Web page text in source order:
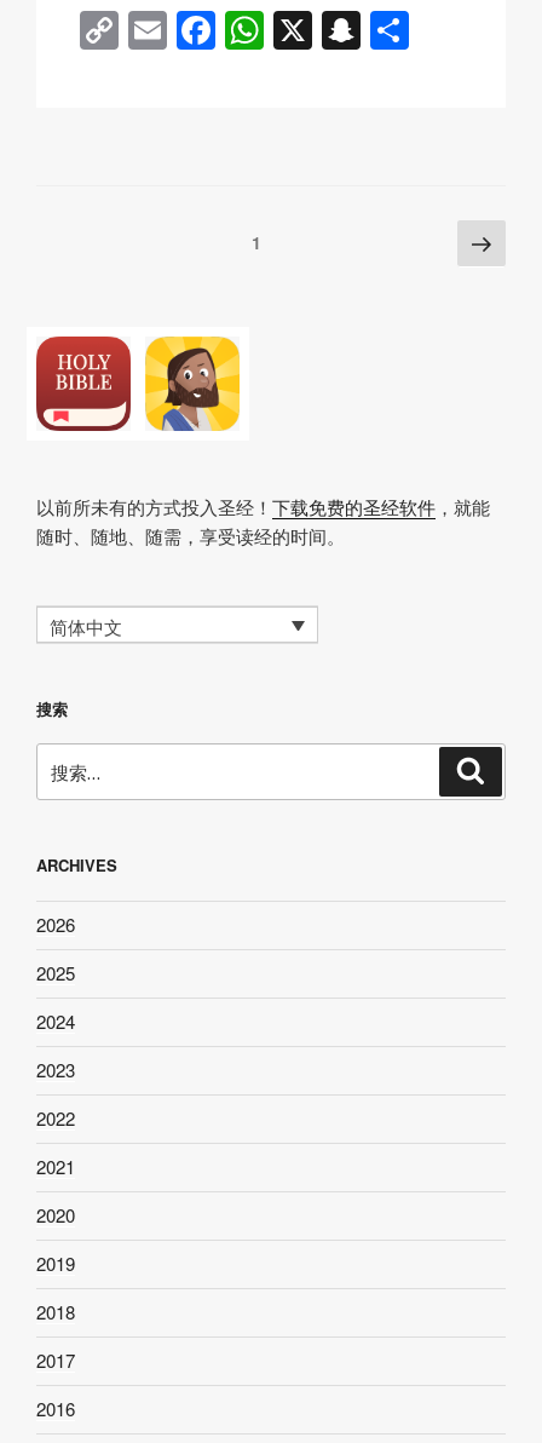
C
o
E
m
F
a
W
h
X S
n
1 下
一
以前所未有的方式投入圣经！ 下载免费的圣经软件 ，就能
随时、随地、随需，享受读经的时间。
简体中文
搜索
索：
ARCHIVES
2026
2025
2024
2023
2022
2021
2020
2019
2018
2017
2016